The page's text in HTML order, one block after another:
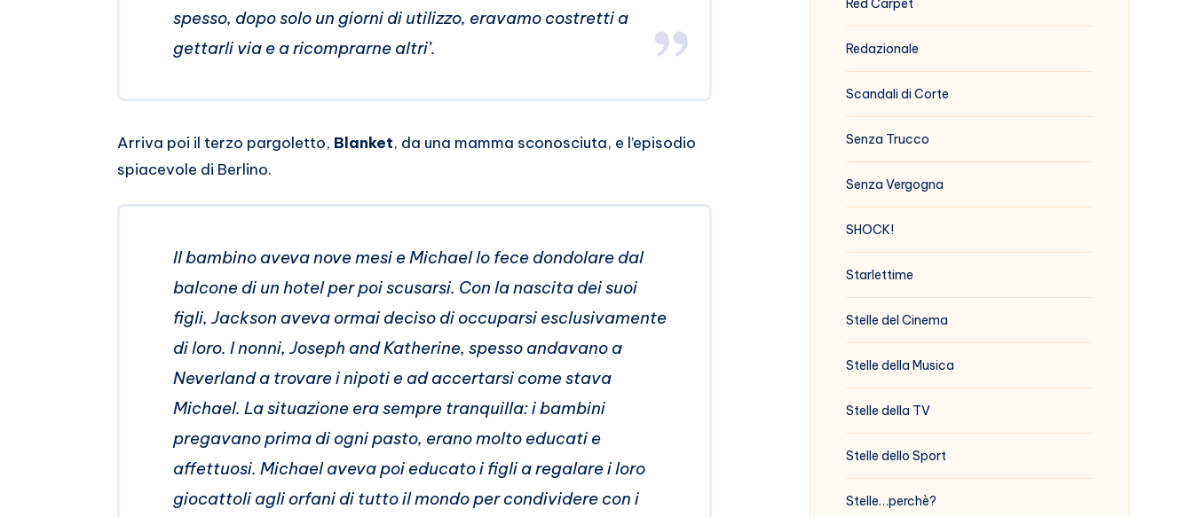
spesso, dopo solo un giorni di utilizzo, eravamo costretti a
gettarli via e a ricomprarne altri’.
Arriva poi il terzo pargoletto, Blanket, da una mamma sconosciuta, e l’episodio
spiacevole di Berlino.
Il bambino aveva nove mesi e Michael lo fece dondolare dal
balcone di un hotel per poi scusarsi. Con la nascita dei suoi
figli, Jackson aveva ormai deciso di occuparsi esclusivamente
di loro. I nonni, Joseph and Katherine, spesso andavano a
Neverland a trovare i nipoti e ad accertarsi come stava
Michael. La situazione era sempre tranquilla: i bambini
pregavano prima di ogni pasto, erano molto educati e
affettuosi. Michael aveva poi educato i figli a regalare i loro
giocattoli agli orfani di tutto il mondo per condividere con i
Red Carpet
Redazionale
Scandali di Corte
Senza Trucco
Senza Vergogna
SHOCK!
Starlettime
Stelle del Cinema
Stelle della Musica
Stelle della TV
Stelle dello Sport
Stelle…perchè?